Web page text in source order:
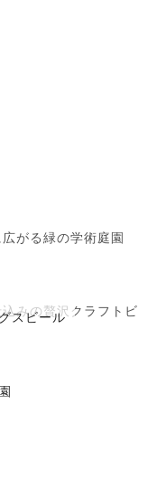
がる緑の学術庭園
スビール
みの贅沢クラフトビ